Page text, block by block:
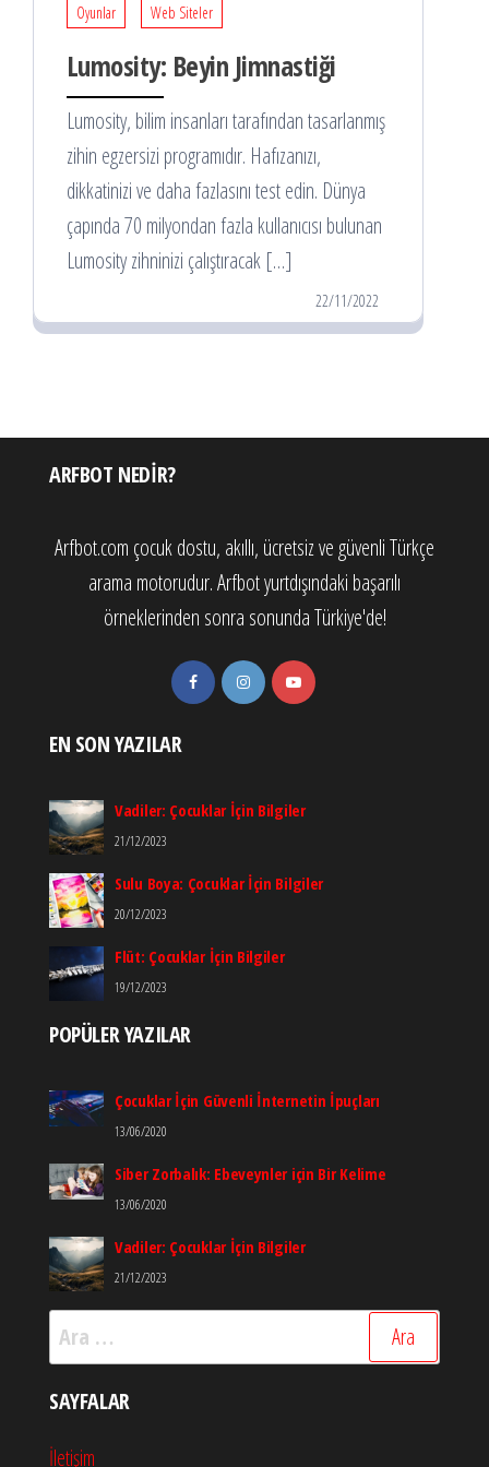
Oyunlar Web Siteler
Lumosity: Beyin Jimnastiği
Lumosity, bilim insanları tarafından tasarlanmış
zihin egzersizi programıdır. Hafızanızı,
dikkatinizi ve daha fazlasını test edin. Dünya
çapında 70 milyondan fazla kullanıcısı bulunan
Lumosity zihninizi çalıştıracak […]
22/11/2022
ARFBOT NEDIR?
Arfbot.com çocuk dostu, akıllı, ücretsiz ve güvenli Türkçe
arama motorudur. Arfbot yurtdışındaki başarılı
örneklerinden sonra sonunda Türkiye'de!
EN SON YAZILAR
Vadiler: Çocuklar İçin Bilgiler
21/12/2023
Sulu Boya: Çocuklar İçin Bilgiler
20/12/2023
Flüt: Çocuklar İçin Bilgiler
19/12/2023
POPÜLER YAZILAR
Çocuklar İçin Güvenli İnternetin İpuçları
13/06/2020
Siber Zorbalık: Ebeveynler için Bir Kelime
13/06/2020
Vadiler: Çocuklar İçin Bilgiler
21/12/2023
Arama:
SAYFALAR
İletişim